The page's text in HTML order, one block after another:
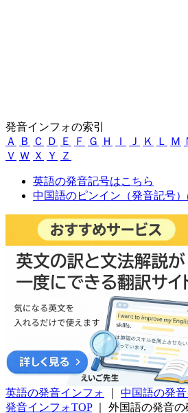
発音インフォの索引
Ａ
Ｂ Ｃ Ｄ Ｅ Ｆ Ｇ Ｈ Ｉ Ｊ Ｋ Ｌ Ｍ
Ｖ Ｗ Ｘ Ｙ Ｚ
英語の発音記号はこちら
中国語のピンイン（発音記号
英語の発音インフォ
中国語の発
発音インフォTOP
外国語の発音の